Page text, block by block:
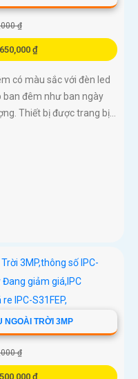
₫
₫
có màu sắc với đèn led
ban đêm như ban ngày
Thiết bị được trang bị...
NGOÀI TRỜI 3MP
₫
₫